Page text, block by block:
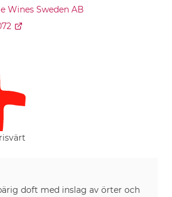
Wines Sweden AB
doft med inslag av örter och